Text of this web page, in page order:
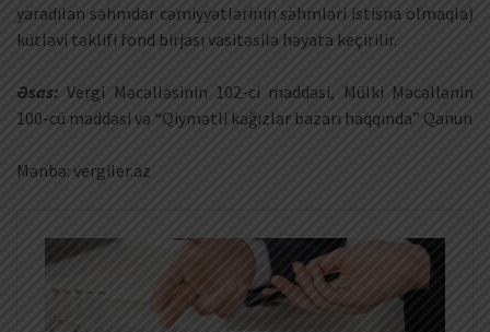
yaradılan səhmdar cəmiyyətlərinin səhmləri istisna olmaqla)
kütləvi təklifi fond birjası vasitəsilə həyata keçirilir.
Əsas: Vergi Məcəlləsinin 102-ci maddəsi, Mülki Məcəllənin
100-cü maddəsi və “Qiymətli kağızlar bazarı haqqında” Qanun
Mənbə: vergiler.az